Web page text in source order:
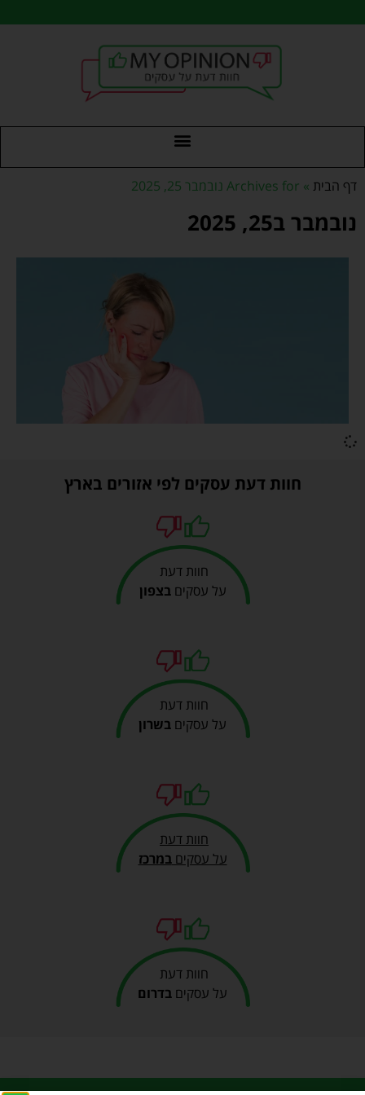
דף הבית » Archives for נובמבר 25, 2025
נובמבר ב25, 2025
חוות דעת עסקים לפי אזורים בארץ
חוות דעת
על עסקיםבצפון
חוות דעת
על עסקים בשרון
חוות דעת
על עסקיםבמרכז
חוות דעת
על עסקים בדרום